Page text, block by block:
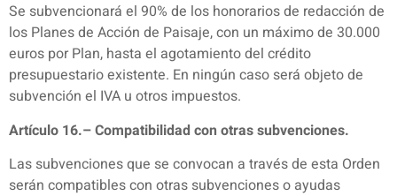
Se subvencionará el 90% de los honorarios de redacción de
los Planes de Acción de Paisaje, con un máximo de 30.000
euros por Plan, hasta el agotamiento del crédito
presupuestario existente. En ningún caso será objeto de
subvención el IVA u otros impuestos.
Artículo 16.– Compatibilidad con otras subvenciones.
Las subvenciones que se convocan a través de esta Orden
serán compatibles con otras subvenciones o ayudas